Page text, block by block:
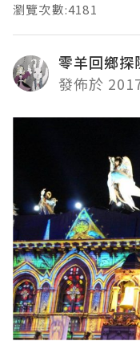
瀏覽次數:4181
零羊回鄉探
發佈於